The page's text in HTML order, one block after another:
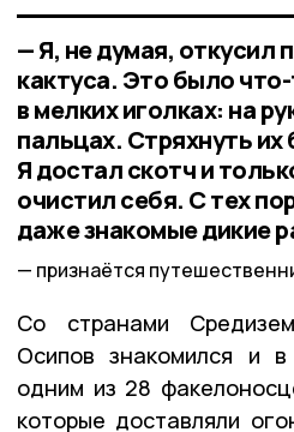
— Я, не думая, откусил
кактуса. Это было
в мелких иголках: на
пальцах. Стряхнуть
Я достал скотч и
очистил себя. С тех
даже знакомые дикие
признаётся
Со странами
Осипов знакомился и
одним из 28
которые доставляли